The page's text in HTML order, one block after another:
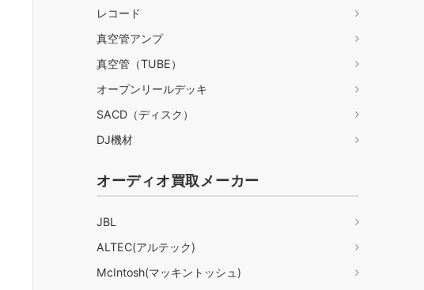
レコード
真空管アンプ
真空管（TUBE）
オープンリールデッキ
SACD（ディスク）
DJ機材
オーディオ買取メーカー
JBL
ALTEC(アルテック)
McIntosh(マッキントッシュ)